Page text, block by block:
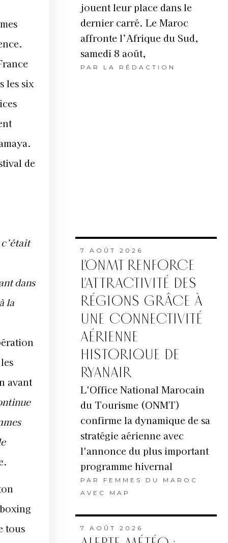
les six
de
dans
la
avant
tous
jouent leur place dans le
dernier carré. Le Maroc
affronte l’Afrique du Sud,
samedi 8 août,
PAR LA RÉDACTION
7 AOÛT 2026
L’ONMT RENFORCE
L’ATTRACTIVITÉ DES
RÉGIONS GRÂCE À
UNE CONNECTIVITÉ
AÉRIENNE
HISTORIQUE DE
RYANAIR
L'Office National Marocain
du Tourisme (ONMT)
confirme la dynamique de sa
stratégie aérienne avec
l'annonce du plus important
programme hivernal
PAR FEMMES DU MAROC
AVEC MAP
7 AOÛT 2026